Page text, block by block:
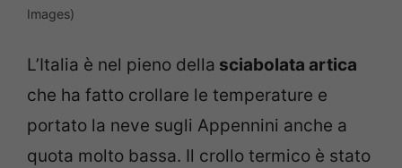
Images)
L’Italia è nel pieno della sciabolata artica
che ha fatto crollare le temperature e
portato la neve sugli Appennini anche a
quota molto bassa. Il crollo termico è stato